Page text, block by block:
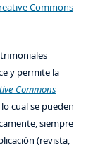
Commons
y permite la
Commons
cual se pueden
siempre
(revista,